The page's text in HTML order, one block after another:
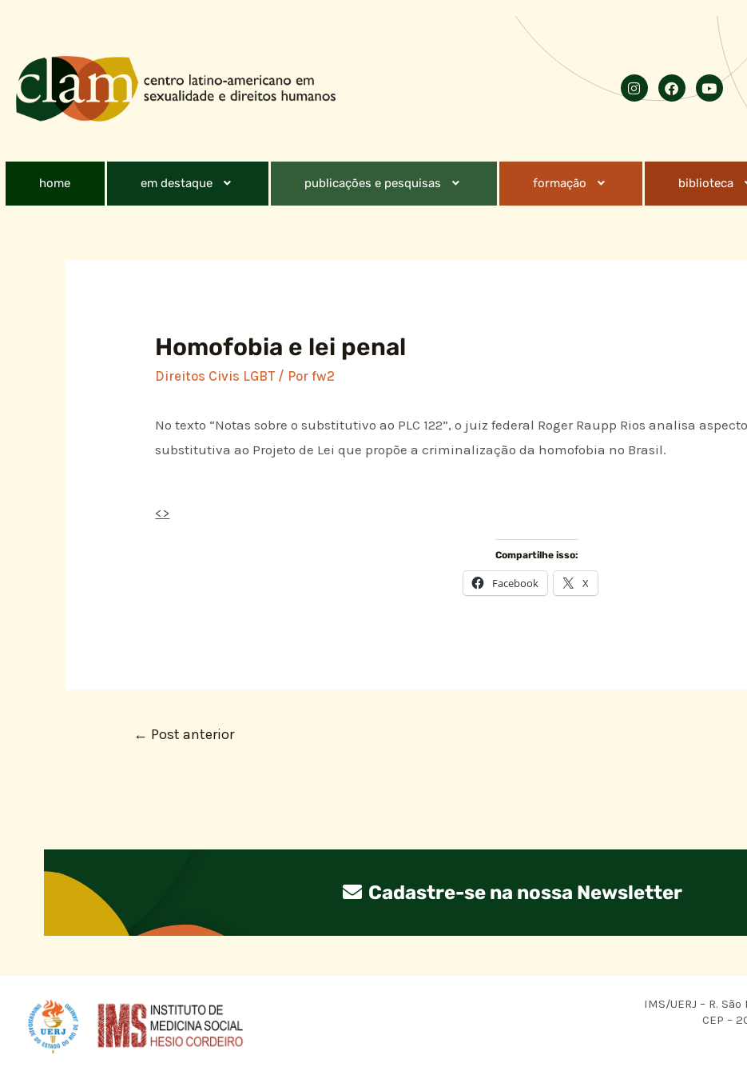
home em destaque publicações e pesquisas formação biblioteca
Homofobia e lei penal
Direitos Civis LGBT / Porfw2
No texto “Notas sobre o substitutivo ao PLC 122”, o juiz federal Roger Raupp Rios analisa
substitutiva ao Projeto de Lei que propõe a criminalização da homofobia no Brasil.
< >
Compartilhe isso:
Facebook X
← Post anterior
Cadastre-se na nossa Newsletter
IMS/UERJ – R.
CEP –